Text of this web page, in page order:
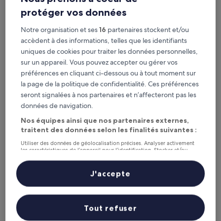
Hébergement
2.0 étoiles
9.0
sur
10,
Merveilleux,
(17 avis)
9,0/10 Merveilleux (17 avis)
Le
nouveau
est
de
87 €
87 €
taxes et frais compris
Agriturismo Coi de Pera
Agriturismo Coi de Pera
À 1,3 km de : Gare Stazione per l'Alpago
Agriturismo Coi de Pera
protéger vos données
Notre organisation et ses16 partenaires stockent et/ou
accèdent à des informations, telles que les identifiants
uniques de cookies pour traiter les données personnelles,
sur un appareil. Vous pouvez accepter ou gérer vos
préférences en cliquant ci-dessous ou à tout moment sur
la page de la politique de confidentialité. Ces préférences
seront signalées à nos partenaires et n’affecteront pas les
données de navigation.
Nos équipes ainsi que nos partenaires externes,
traitent des données selon les finalités suivantes :
Utiliser des données de géolocalisation précises. Analyser activement
les caractéristiques de l’appareil pour l’identification. Stocker et/ou
personnalisés, mesure de performance des publicités et du contenu,
études d’audience et développement de services.
Liste de nos partenaires (fournisseurs)
Tout refuser
J'accepte